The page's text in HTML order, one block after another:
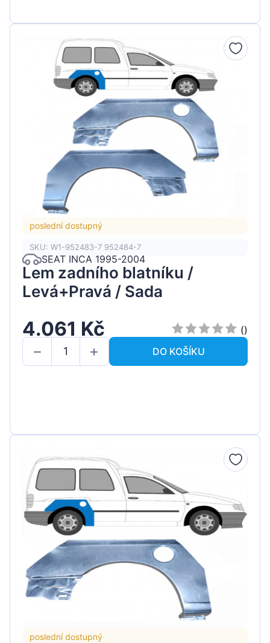
poslední dostupný
SKU: W1-952483-7 952484-7
SEAT INCA 1995-2004
Lem zadního blatníku /
Levá+Pravá / Sada
4.061 Kč
()
DO KOŠÍKU
poslední dostupný